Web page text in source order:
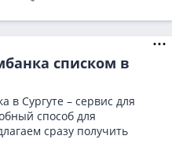
списком в
в Сургуте – сервис для
способ для
сразу получить